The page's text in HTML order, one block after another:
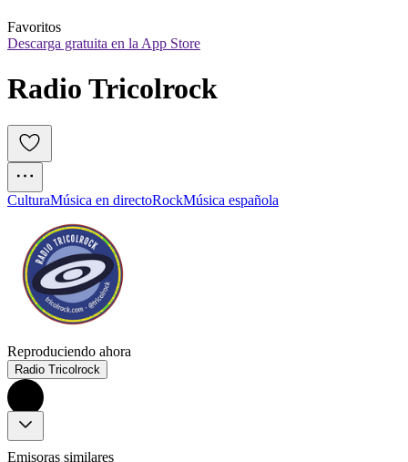
Favoritos
Descarga gratuita en la App Store
Radio Tricolrock
CulturaMúsica en directoRockMúsica española
Reproduciendo ahora
Radio Tricolrock
Emisoras similares